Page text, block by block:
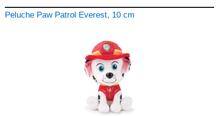
Peluche Paw Patrol Everest, 10 cm